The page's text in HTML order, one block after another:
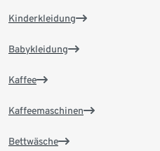
Kinderkleidung
Babykleidung
Kaffee
Kaffeemaschinen
Bettwäsche